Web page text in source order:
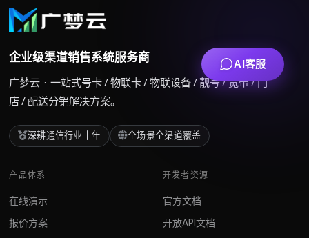
企业级渠道销售系统服务商
广梦云 · 一站式号卡 / 物联卡 / 物联设备 / 靓号 / 宽带 / 门
店 / 配送分销解决方案。
深耕通信行业十年 全场景全渠道覆盖
产品体系
在线演示
报价方案
开发者资源
官方文档
开放API文档
AI客服